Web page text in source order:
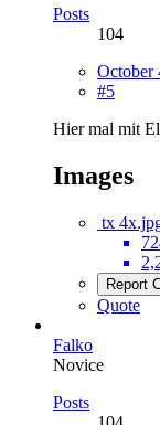
Posts
104
October
#5
Hier mal mit
Images
tx
Report
Quote
Falko
Novice
Posts